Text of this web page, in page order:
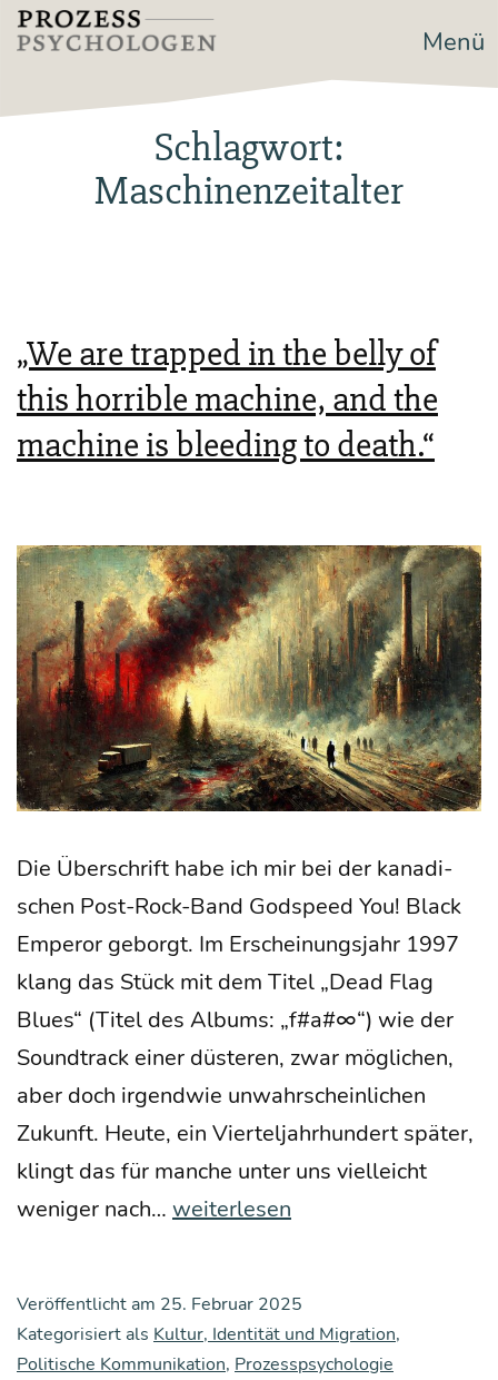
Zum
Inhalt
Prozesspsychologen Menü
Schlagwort:
Maschinenzeitalter
„We are trapped in the belly of
this horrible machine, and the
machine is bleeding to death.“
Die Über­schrift habe ich mir bei der kana­di­
schen Post-Rock-Band God­speed You! Black
Emper­or geborgt. Im Erschei­nungs­jahr 1997
klang das Stück mit dem Titel „Dead Flag
Blues“ (Titel des Albums: „f#a#∞“) wie der
Sound­track einer düs­te­ren, zwar mög­li­chen,
aber doch irgend­wie unwahr­schein­li­chen
Zukunft. Heu­te, ein Vier­tel­jahr­hun­dert spä­ter,
klingt das für man­che unter uns viel­leicht
weni­ger nach… „We
ped
in
weiterlesen
Veröffentlicht am 25. Februar 2025
Kategorisiert als Kultur, Identität und Migration,
Politische Kommunikation, Prozesspsychologie